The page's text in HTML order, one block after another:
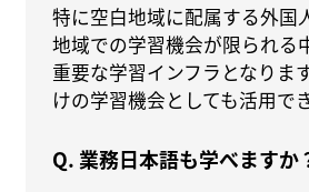
特に空白地域に配属する外国
地域での学習機会が限られる
重要な学習インフラとなりま
けの学習機会としても活用でき
Q. 業務日本語も学べますか